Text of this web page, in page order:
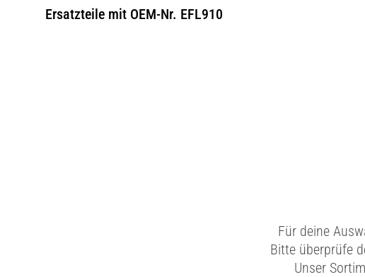
Ersatzteile mit OEM-Nr. EFL910
Für deine
Bitte überprüfe
Unser